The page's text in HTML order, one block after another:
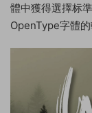
體中獲得選擇标
OpenType字體的